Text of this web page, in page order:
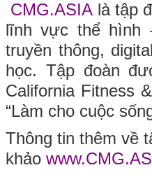
CMG.ASIA là tập
lĩnh vực thể hình
truyền thông,
học. Tập đoàn
California Fitness
“Làm cho cuộc
Thông tin thêm về
khảo